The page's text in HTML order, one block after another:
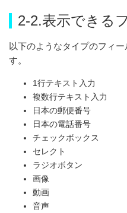
2-2.表示できる
以下のようなタイプのフィ
す。
1行テキスト入力
複数行テキスト入力
日本の郵便番号
日本の電話番号
チェックボックス
セレクト
ラジオボタン
画像
動画
音声